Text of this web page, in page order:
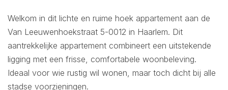
Welkom in dit lichte en ruime hoek appartement aan de
Van Leeuwenhoekstraat 5-0012 in Haarlem. Dit
aantrekkelijke appartement combineert een uitstekende
ligging met een frisse, comfortabele woonbeleving.
Ideaal voor wie rustig wil wonen, maar toch dicht bij alle
stadse voorzieningen.